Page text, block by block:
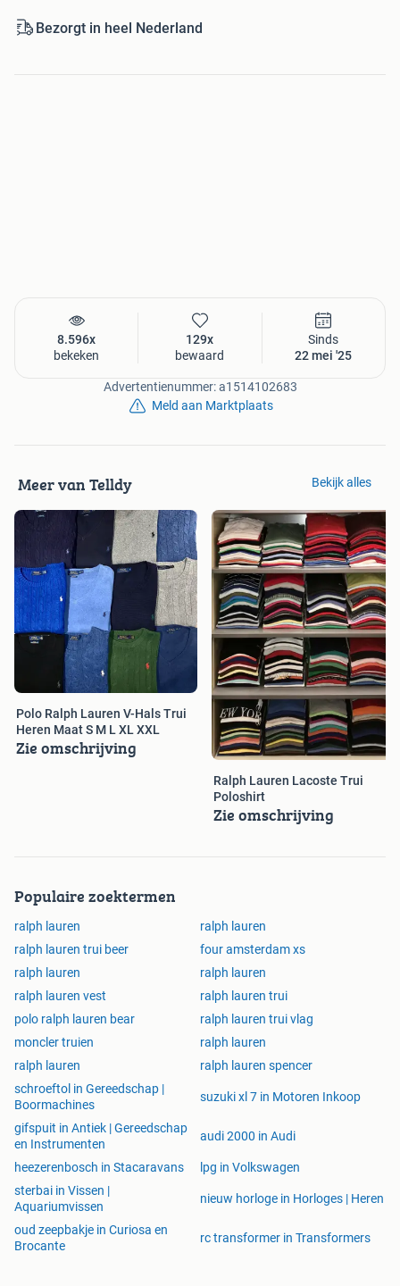
Bezorgt in heel Nederland
8.596x
bekeken
129x
bewaard
Sinds
22 mei '25
Advertentienummer: a1514102683
Meld aan Marktplaats
Meer van Telldy Bekijk alles
Polo Ralph Lauren V-Hals Trui
Heren Maat S M L XL XXL
Zie omschrijving
Ralph Lauren Lacoste Trui
Poloshirt
Zie omschrijving
Populaire zoektermen
ralph lauren
ralph lauren
ralph lauren trui beer
four amsterdam xs
ralph lauren
ralph lauren
ralph lauren vest
ralph lauren trui
polo ralph lauren bear
ralph lauren trui vlag
moncler truien
ralph lauren
ralph lauren
ralph lauren spencer
schroeftol in Gereedschap |
Boormachines
suzuki xl 7 in Motoren Inkoop
gifspuit in Antiek | Gereedschap
en Instrumenten
audi 2000 in Audi
heezerenbosch in Stacaravans
lpg in Volkswagen
sterbai in Vissen |
Aquariumvissen
nieuw horloge in Horloges | Heren
oud zeepbakje in Curiosa en
Brocante
rc transformer in Transformers